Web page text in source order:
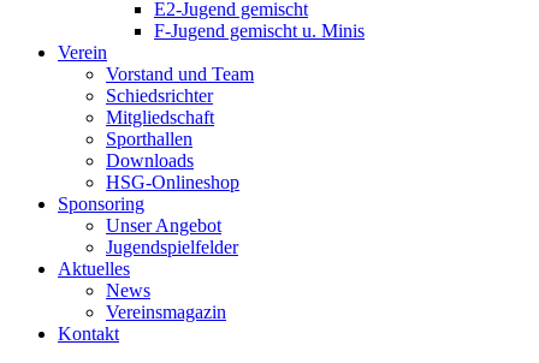
E2-Jugend gemischt
F-Jugend gemischt u. Minis
Verein
Vorstand und Team
Schiedsrichter
Mitgliedschaft
Sporthallen
Downloads
HSG-Onlineshop
Sponsoring
Unser Angebot
Jugendspielfelder
Aktuelles
News
Vereinsmagazin
Kontakt